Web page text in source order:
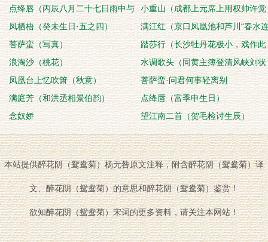
点绛唇（丙辰八月二十七日雨中与
何彦亨小饮）
小重山（成都上元席上用权帅许觉
民韵）
凤栖梧（癸未生日·五之四）
满江红（京口凤凰池和芦川“春水
天”韵。池
菩萨蛮（写真）
踏莎行（长沙牡丹花极小，戏作此
词，）
浪淘沙（桃花）
水调歌头（同黄主簿登清风峡刘状
元读书岩）
凤凰台上忆吹箫（秋意）
菩萨蛮·问君何事轻离别
满庭芳（和洪丞相景伯韵）
点绛唇（富季申生日）
念奴娇
望江南二首（贺毛检讨生辰）
本站提供醉花阴（鸳鸯菊）杨无咎原文注释，附含醉花阴（鸳鸯菊）译
文、醉花阴（鸳鸯菊）的意思和醉花阴（鸳鸯菊）鉴赏！
欲知醉花阴（鸳鸯菊）宋词的更多资料，请关注本网站！